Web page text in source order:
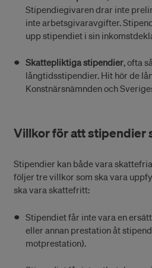
Stipendiegivaren drar inte
inte arbetsgivaravgifter.
upp stipendiet i sin
Skattepliktiga stipendier, ofta
långtidsstipendier. Hit hör de
Konstnärsnämnden och
Villkor för att stipendier
Stipendier kan både vara
följer tre villkor som ska vara
ska vara skattefritt:
Stipendiet får inte vara en
eller annan prestation åt
motprestation).